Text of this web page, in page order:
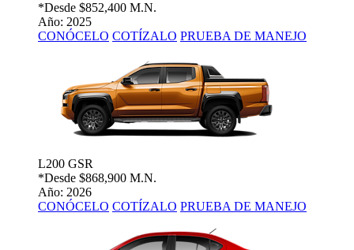
*Desde $852,400 M.N.
Año: 2025
CONÓCELO COTÍZALO PRUEBA DE MANEJO
L200 GSR
*Desde $868,900 M.N.
Año: 2026
CONÓCELO COTÍZALO PRUEBA DE MANEJO